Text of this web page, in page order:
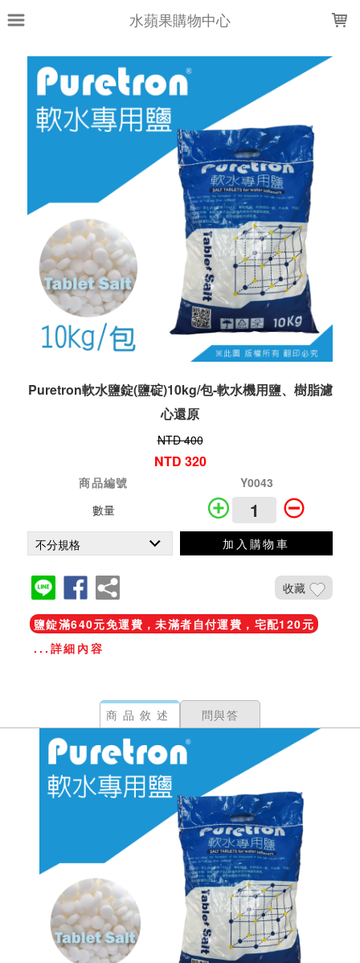
水蘋果購物中心
Puretron軟水鹽錠(鹽碇)10kg/包-軟水機用鹽、樹脂濾
心還原
NTD 400
NTD 320
商品編號
Y0043
數量
加入購物車
收藏
鹽錠滿640元免運費，未滿者自付運費，宅配120元
...詳細內容
商品敘述 問與答